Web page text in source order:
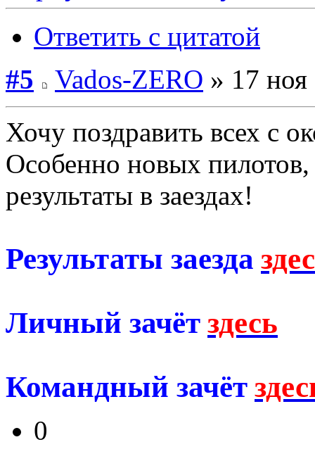
Ответить с цитатой
#5
Vados-ZERO » 17
Хочу поздравить всех с
Особенно новых пилотов,
результаты в заездах!
Результаты заезда
Личный зачёт здесь
Командный зачёт
0